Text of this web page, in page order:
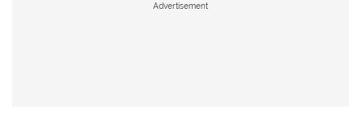
Advertisement